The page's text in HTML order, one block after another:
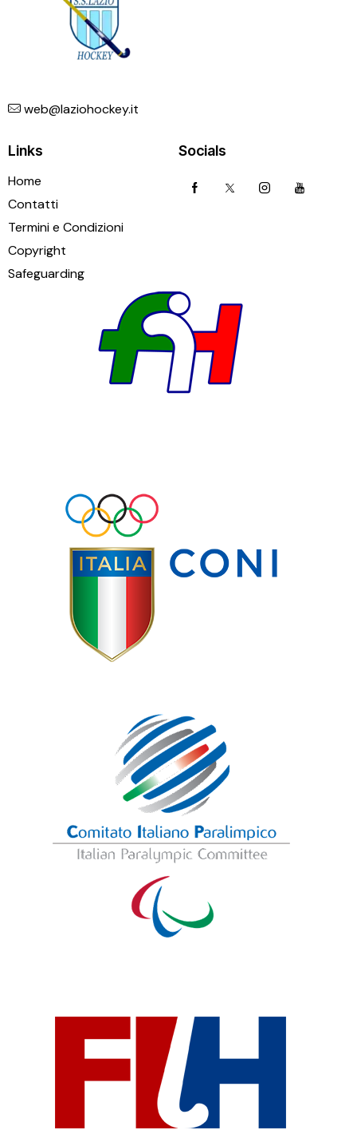
web@laziohockey.it
Links
Home
Contatti
Termini e Condizioni
Copyright
Safeguarding
Socials